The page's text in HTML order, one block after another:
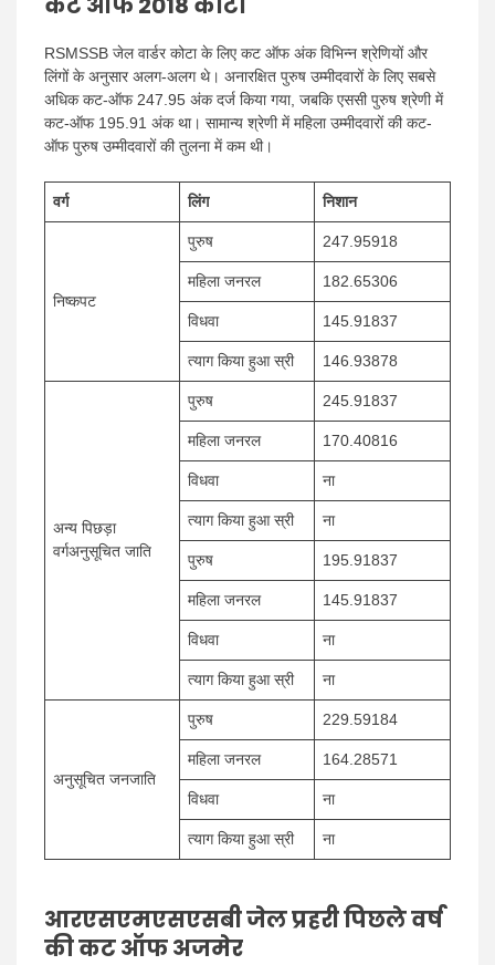
RSMSSB जेल वार्डर कोटा के लिए कट ऑफ अंक विभिन्न श्रेणियों और
लिंगों के अनुसार अलग-अलग थे। अनारक्षित पुरुष उम्मीदवारों के लिए सबसे
अधिक कट-ऑफ 247.95 अंक दर्ज किया गया, जबकि एससी पुरुष श्रेणी में
कट-ऑफ 195.91 अंक था। सामान्य श्रेणी में महिला उम्मीदवारों की कट-
ऑफ पुरुष उम्मीदवारों की तुलना में कम थी।
वर्ग लिंग निशान
निष्कपट
पुरुष 247.95918
महिला जनरल 182.65306
विधवा 145.91837
त्याग किया हुआ स्री 146.93878
अन्य पिछड़ा
वर्गअनुसूचित जाति
पुरुष 245.91837
महिला जनरल 170.40816
विधवा ना
त्याग किया हुआ स्री ना
पुरुष 195.91837
महिला जनरल 145.91837
विधवा ना
त्याग किया हुआ स्री ना
अनुसूचित जनजाति
पुरुष 229.59184
महिला जनरल 164.28571
विधवा ना
त्याग किया हुआ स्री ना
आरएसएमएसएसबी जेल प्रहरी पिछले वर्ष
की कट ऑफ अजमेर